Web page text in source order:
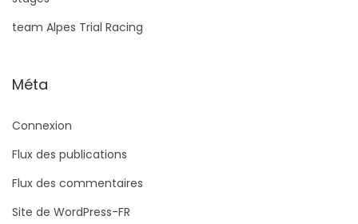
team Alpes Trial Racing
Méta
Connexion
Flux des publications
Flux des commentaires
Site de WordPress-FR